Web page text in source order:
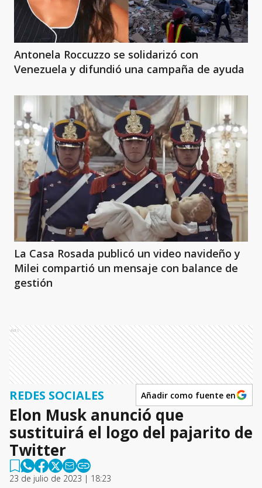
Antonela Roccuzzo se solidarizó con
Venezuela y difundió una campaña de ayuda
La Casa Rosada publicó un video navideño y
Milei compartió un mensaje con balance de
gestión
Ads
REDES SOCIALES Añadir como fuente en
Elon Musk anunció que
sustituirá el logo del pajarito de
Twitter
23 de julio de 2023 | 18:23